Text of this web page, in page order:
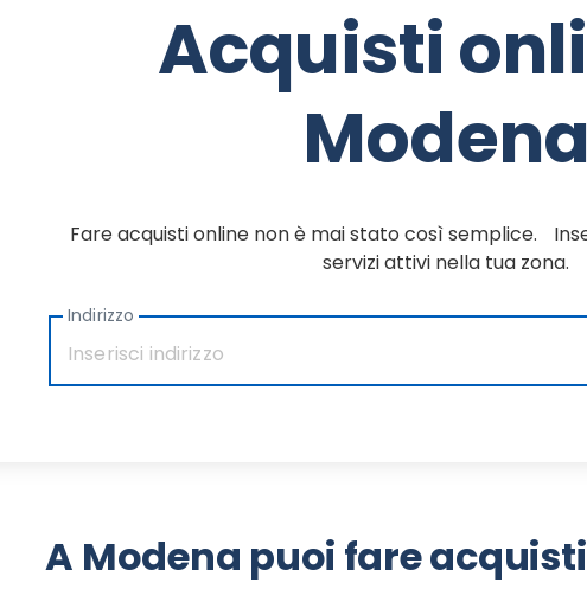
Acquisti
Modena
Fare acquisti online non è mai stato così semplice.
servizi attivi nella tua zona.
Indirizzo
A Modena puoi fare